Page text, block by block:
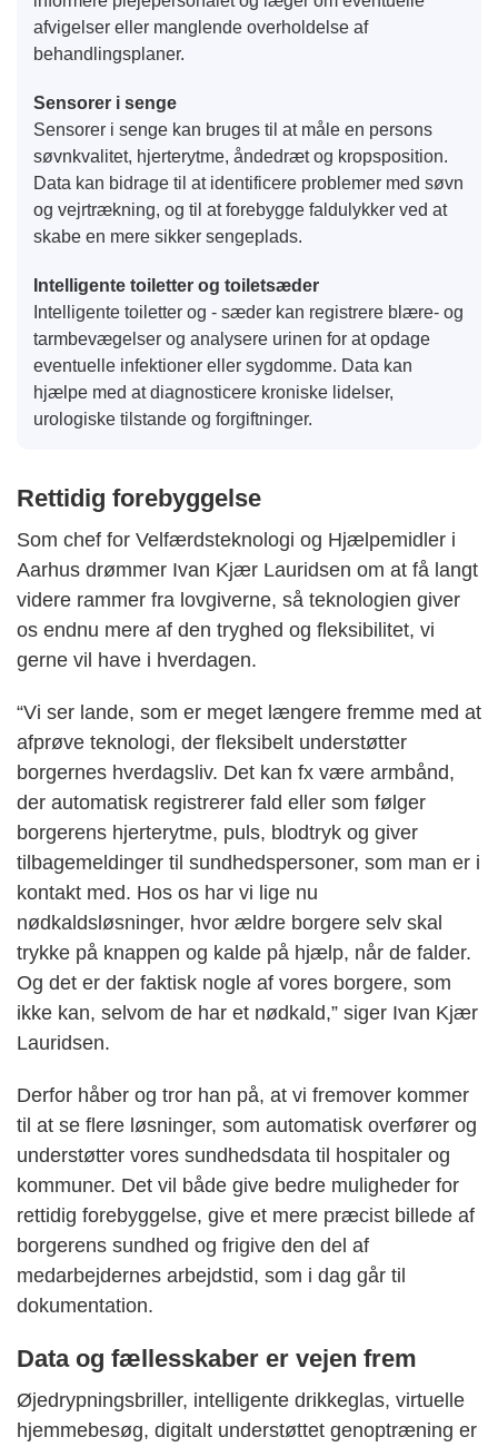
afvigelser eller manglende overholdelse af
behandlingsplaner.
Sensorer i senge
Sensorer i senge kan bruges til at måle en persons
søvnkvalitet, hjerterytme, åndedræt og kropsposition.
Data kan bidrage til at identificere problemer med søvn
og vejrtrækning, og til at forebygge faldulykker ved at
skabe en mere sikker sengeplads.
Intelligente toiletter og toiletsæder
Intelligente toiletter og - sæder kan registrere blære- og
tarmbevægelser og analysere urinen for at opdage
eventuelle infektioner eller sygdomme. Data kan
hjælpe med at diagnosticere kroniske lidelser,
urologiske tilstande og forgiftninger.
Rettidig forebyggelse
Som chef for Velfærdsteknologi og Hjælpemidler i
Aarhus drømmer Ivan Kjær Lauridsen om at få langt
videre rammer fra lovgiverne, så teknologien giver
os endnu mere af den tryghed og fleksibilitet, vi
gerne vil have i hverdagen.
“Vi ser lande, som er meget længere fremme med at
afprøve teknologi, der fleksibelt understøtter
borgernes hverdagsliv. Det kan fx være armbånd,
der automatisk registrerer fald eller som følger
borgerens hjerterytme, puls, blodtryk og giver
tilbagemeldinger til sundhedspersoner, som man er i
kontakt med. Hos os har vi lige nu
nødkaldsløsninger, hvor ældre borgere selv skal
trykke på knappen og kalde på hjælp, når de falder.
Og det er der faktisk nogle af vores borgere, som
ikke kan, selvom de har et nødkald,” siger Ivan Kjær
Lauridsen.
Derfor håber og tror han på, at vi fremover kommer
til at se flere løsninger, som automatisk overfører og
understøtter vores sundhedsdata til hospitaler og
kommuner. Det vil både give bedre muligheder for
rettidig forebyggelse, give et mere præcist billede af
borgerens sundhed og frigive den del af
medarbejdernes arbejdstid, som i dag går til
dokumentation.
Data og fællesskaber er vejen frem
Øjedrypningsbriller, intelligente drikkeglas, virtuelle
hjemmebesøg, digitalt understøttet genoptræning er